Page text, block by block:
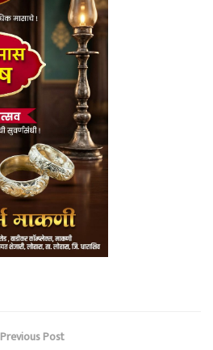
Previous Post